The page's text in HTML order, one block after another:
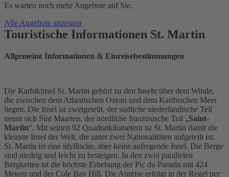
Es warten noch mehr Angebote auf Sie.
Alle Angebote anzeigen
Touristische Informationen St. Martin
Allgemeine Informationen & Einreisebestimmungen
Die Karbikinsel St. Martin gehört zu den Inseln über dem Winde,
die zwischen dem Atlantischen Ozean und dem Karibischen Meer
liegen. Die Insel ist zweigeteilt, der südliche niederländische Teil
nennt sich Sint Maarten, der nördliche französische Teil „Saint-
Martin“. Mit seinen 92 Quadratkilometern ist St. Martin damit die
kleinste Insel der Welt, die unter zwei Nationalitäten aufgeteilt ist.
St. Martin ist eine idyllische, aber keine aufregende Insel. Die Berge
sind niedrig und leicht zu besteigen. In den zwei parallelen
Bergketten ist die höchste Erhebung der Pic du Paradis mit 424
Metern und der Cole Bay Hill. Die Anreise erfolgt in der Regel per